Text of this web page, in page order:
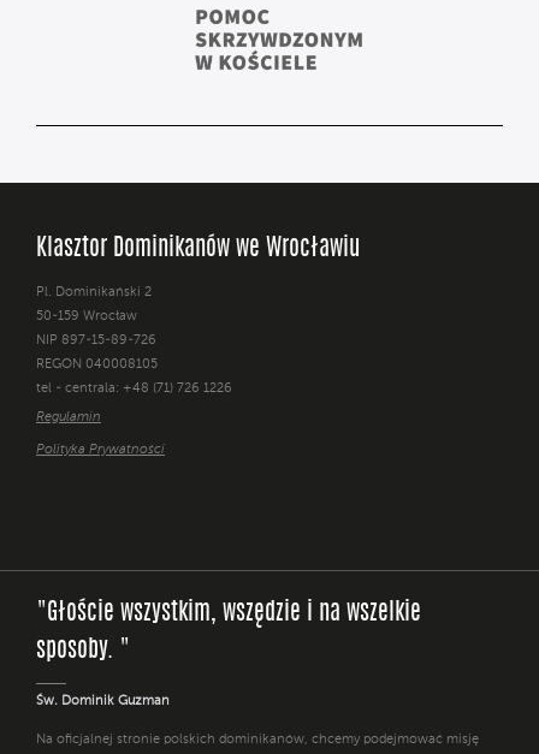
Klasztor Dominikanów we Wrocławiu
Pl. Dominikański 2
50-159 Wrocław
NIP 897-15-89-726
REGON 040008105
tel - centrala: +48 (71) 726 1226
Regulamin
Polityka Prywatności
"Głoście wszystkim, wszędzie i na wszelkie
sposoby. "
Św. Dominik Guzman
Na oficjalnej stronie polskich dominikanów, chcemy podejmować misję